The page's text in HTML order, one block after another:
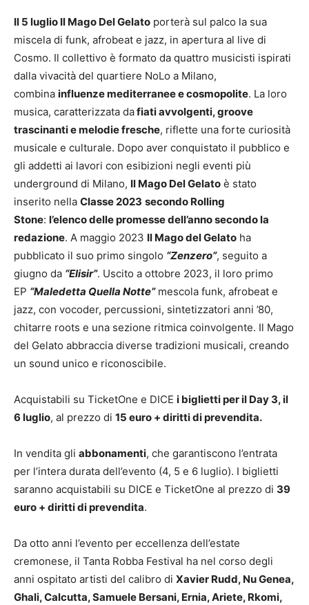
Il 5 luglio Il Mago Del Gelato porterà sul palco la sua
miscela di funk, afrobeat e jazz, in apertura al live di
Cosmo. Il collettivo è formato da quattro musicisti ispirati
dalla vivacità del quartiere NoLo a Milano,
combina influenze mediterranee e cosmopolite. La loro
musica, caratterizzata dafiati avvolgenti, groove
trascinanti e melodie fresche, riflette una forte curiosità
musicale e culturale. Dopo aver conquistato il pubblico e
gli addetti ai lavori con esibizioni negli eventi più
underground di Milano, Il Mago Del Gelato è stato
inserito nella Classe 2023 secondo Rolling
Stone: l’elenco delle promesse dell’anno secondo la
redazione. A maggio 2023 Il Mago del Gelato ha
pubblicato il suo primo singolo “Zenzero”, seguito a
giugno da “Elisir”. Uscito a ottobre 2023, il loro primo
EP “Maledetta Quella Notte”mescola funk, afrobeat e
jazz, con vocoder, percussioni, sintetizzatori anni ’80,
chitarre roots e una sezione ritmica coinvolgente. Il Mago
del Gelato abbraccia diverse tradizioni musicali, creando
un sound unico e riconoscibile.
Acquistabili su TicketOne e DICE i biglietti per il Day 3, il
6 luglio, al prezzo di 15 euro + diritti di prevendita.
In vendita gli abbonamenti, che garantiscono l’entrata
per l’intera durata dell’evento (4, 5 e 6 luglio). I biglietti
saranno acquistabili su DICE e TicketOne al prezzo di 39
euro + diritti di prevendita.
Da otto anni l’evento per eccellenza dell’estate
cremonese, il Tanta Robba Festival ha nel corso degli
anni ospitato artisti del calibro di Xavier Rudd, Nu Genea,
Ghali, Calcutta, Samuele Bersani, Ernia, Ariete, Rkomi,